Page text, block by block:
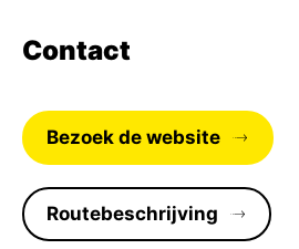
Contact
Bezoek de website
Routebeschrijving